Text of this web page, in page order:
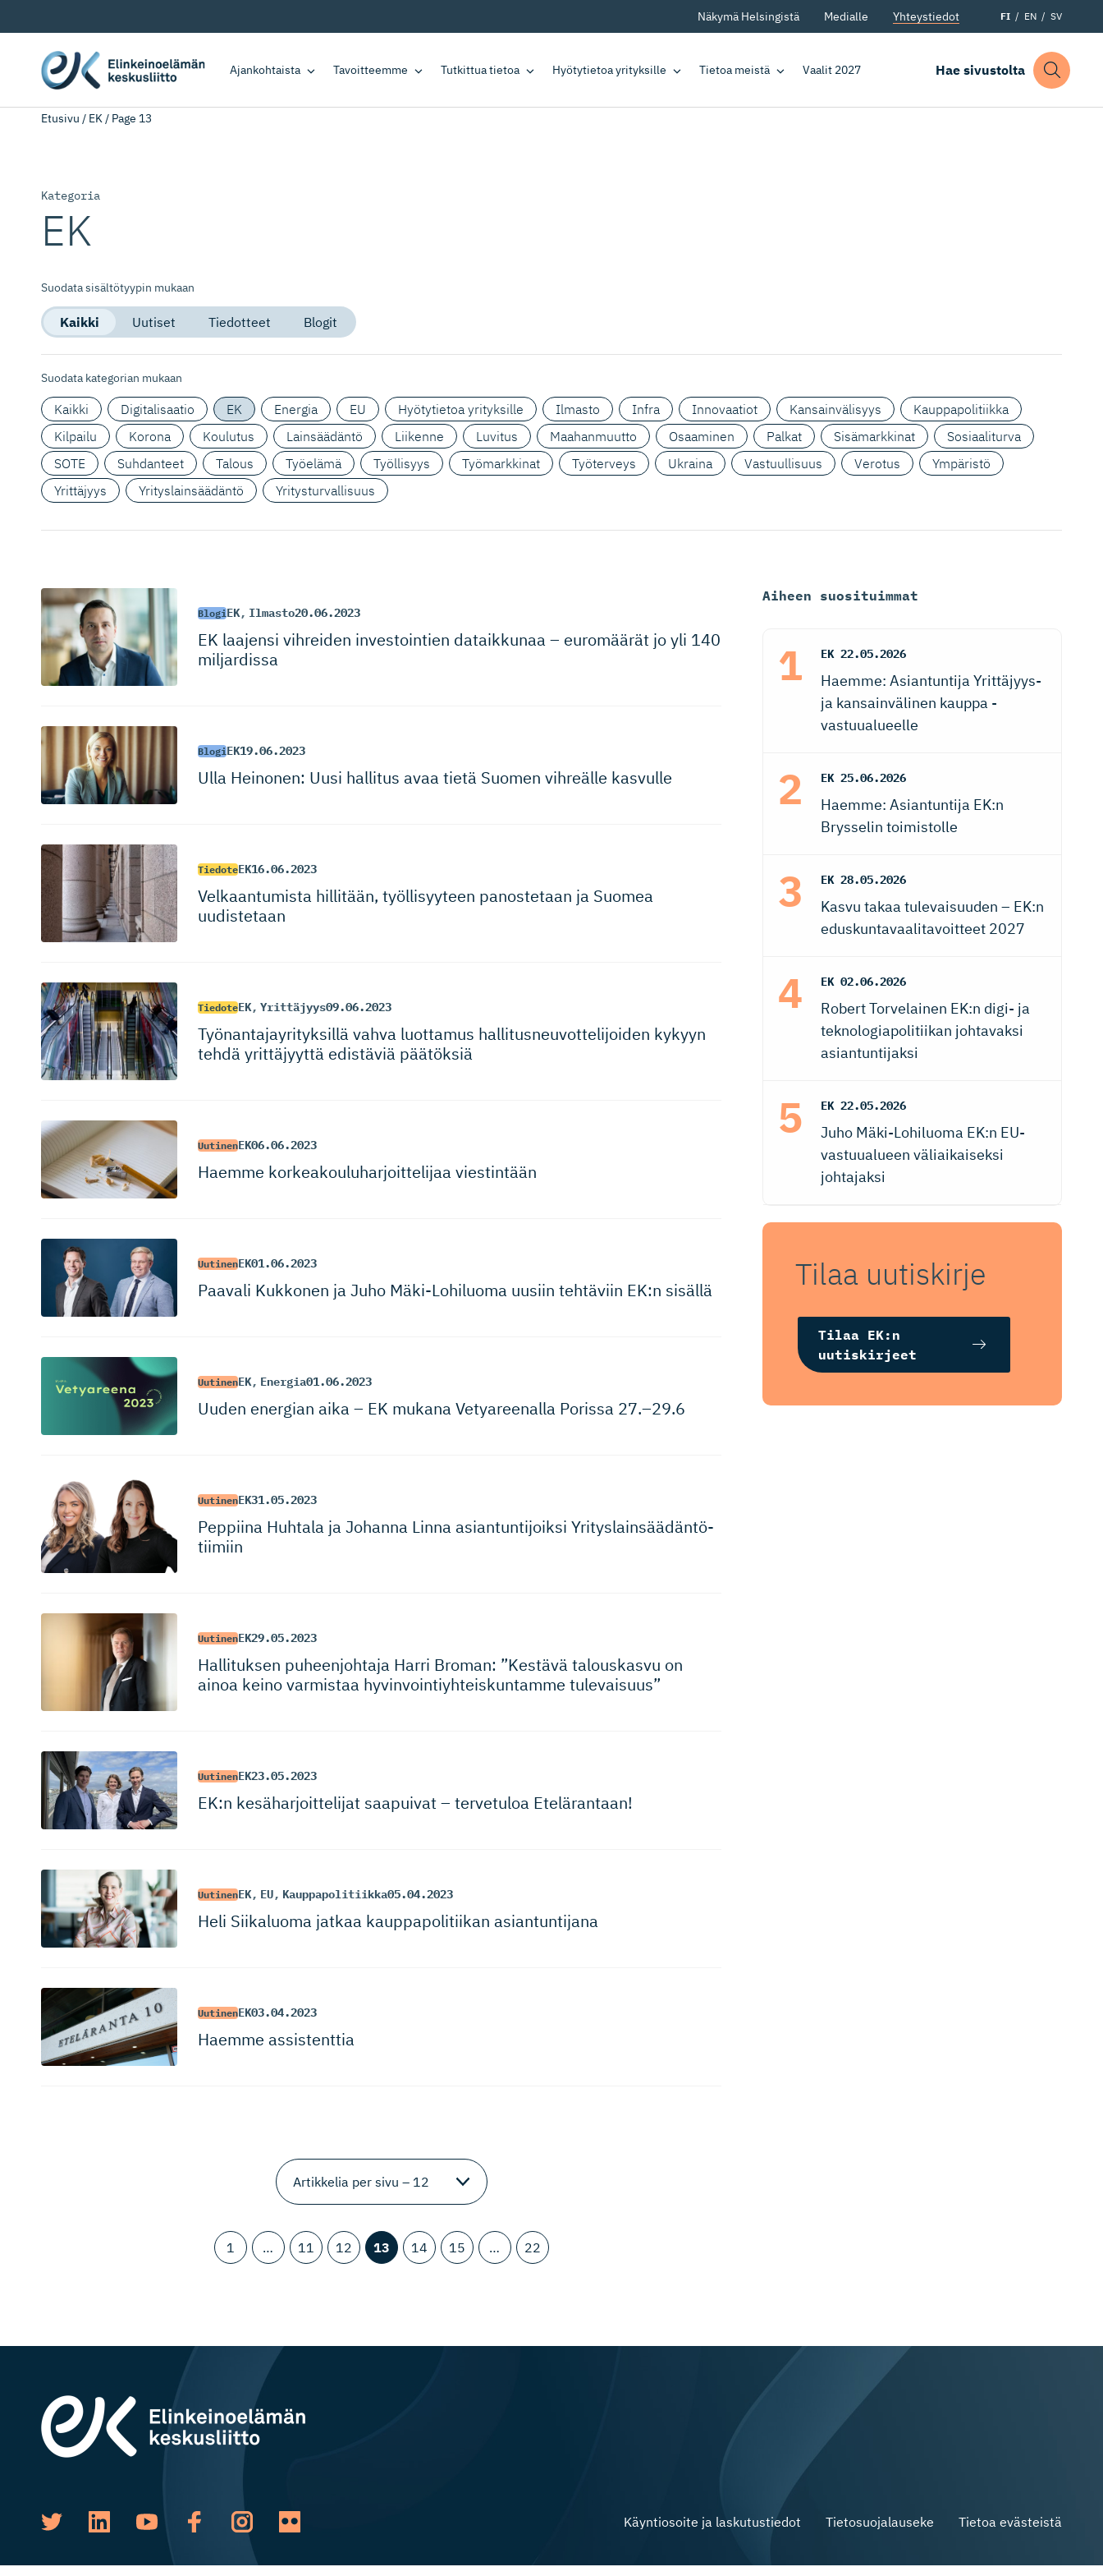
Näkymä Helsingistä Medialle Yhteystiedot FI EN SV
Ajankohtaista Tavoitteemme Tutkittua tietoa Hyötytietoa yrityksille Tietoa meistä Vaalit 2027 Hae sivustolta
Etusivu / EK/ Page 13
Kategoria
EK
Suodata sisältötyypin mukaan
Kaikki Uutiset Tiedotteet Blogit
Suodata kategorian mukaan
Kaikki Digitalisaatio EK Energia EU Hyötytietoa yrityksille Ilmasto Infra Innovaatiot Kansainvälisyys
Kauppapolitiikka
Kilpailu
Korona Koulutus Lainsäädäntö Liikenne Luvitus Maahanmuutto Osaaminen Palkat Sisämarkkinat
Sosiaaliturva
SOTE
Suhdanteet Talous Työelämä Työllisyys Työmarkkinat Työterveys Ukraina Vastuullisuus Verotus
Ympäristö
Yrittäjyys
Yrityslainsäädäntö Yritysturvallisuus
BlogiEK, Ilmasto20.06.2023
EK laajensi vihreiden investointien dataikkunaa – euromäärät jo yli 140
miljardissa
BlogiEK19.06.2023
Ulla Heinonen: Uusi hallitus avaa tietä Suomen vihreälle kasvulle
TiedoteEK16.06.2023
Velkaantumista hillitään, työllisyyteen panostetaan ja Suomea
uudistetaan
TiedoteEK, Yrittäjyys09.06.2023
Työnantajay­ri­tyksillä vahva luottamus hallitusneu­vot­te­li­joiden kykyyn
tehdä yrittäjyyttä edistäviä päätöksiä
UutinenEK06.06.2023
Haemme korkeakou­lu­har­joit­telijaa viestintään
UutinenEK01.06.2023
Paavali Kukkonen ja Juho Mäki-Lohiluoma uusiin tehtäviin EK:n sisällä
UutinenEK, Energia01.06.2023
Uuden energian aika – EK mukana Vetyareenalla Porissa 27.–29.6
UutinenEK31.05.2023
Peppiina Huhtala ja Johanna Linna asiantunti­joiksi Yrityslain­sää­dän­tö-
tiimiin
UutinenEK29.05.2023
Hallituksen puheenjohtaja Harri Broman: ”Kestävä talouskasvu on
ainoa keino varmistaa hyvinvoin­tiyh­teis­kuntamme tulevaisuus”
UutinenEK23.05.2023
EK:n kesäharjoit­telijat saapuivat – tervetuloa Etelärantaan!
UutinenEK, EU, Kauppapolitiikka05.04.2023
Heli Siikaluoma jatkaa kauppapoli­tiikan asiantuntijana
UutinenEK03.04.2023
Haemme assistenttia
1 … 11 12 13 14 15 … 22
Aiheen suosituimmat
EK 22.05.2026
Haemme: Asiantuntija Yrittäjyys-
ja kansainvälinen kauppa -
vastuualueelle
EK 25.06.2026
Haemme: Asiantuntija EK:n
Brysselin toimistolle
EK 28.05.2026
Kasvu takaa tulevaisuuden – EK:n
eduskuntavaalitavoitteet 2027
EK 02.06.2026
Robert Torvelainen EK:n digi- ja
teknologiapolitiikan johtavaksi
asiantuntijaksi
EK 22.05.2026
Juho Mäki-Lohiluoma EK:n EU-
vastuualueen väliaikaiseksi
johtajaksi
Tilaa uutiskirje
Tilaa EK:n
uutiskirjeet
Käyntiosoite ja laskutustiedot Tietosuojalauseke Tietoa evästeistä